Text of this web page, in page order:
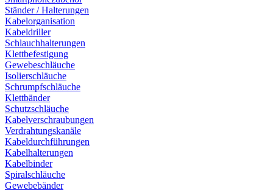
Ständer / Halterungen
Kabelorganisation
Kabeldriller
Schlauchhalterungen
Klettbefestigung
Gewebeschläuche
Isolierschläuche
Schrumpfschläuche
Klettbänder
Schutzschläuche
Kabelverschraubungen
Verdrahtungskanäle
Kabeldurchführungen
Kabelhalterungen
Kabelbinder
Spiralschläuche
Gewebebänder